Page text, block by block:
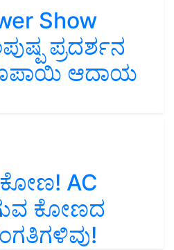
Show
ಪ್ರದರ್ಶನ
ಆದಾಯ
AC
ಕೋಣದ